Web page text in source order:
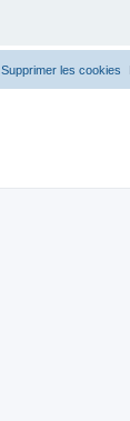
Supprimer les cookies